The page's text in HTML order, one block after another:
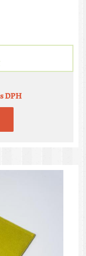
DPH